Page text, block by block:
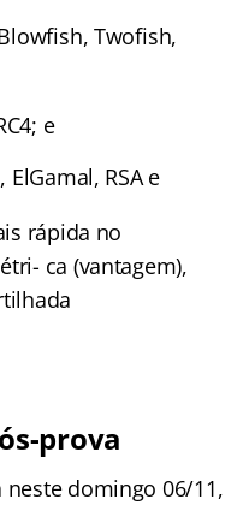
Twoﬁsh,
e
RSA e
rápida no
ca (vantagem),
prova
neste domingo 06/11,